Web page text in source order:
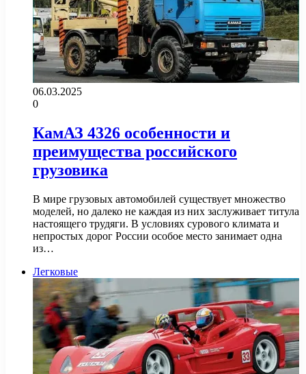
06.03.2025
0
КамАЗ 4326 особенности и
преимущества российского
грузовика
В мире грузовых автомобилей существует множество
моделей, но далеко не каждая из них заслуживает титула
настоящего трудяги. В условиях сурового климата и
непростых дорог России особое место занимает одна
из…
Легковые